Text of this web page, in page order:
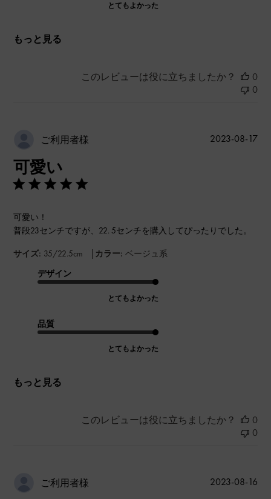
とてもよかった
もっと見る
このレビューは役に立ちましたか？
0
0
ご利用者様
可愛い
可愛い！
普段23センチですが、22. 5センチを購入してぴったりでした。
サイズ: 35/22.5cm | カラー: ベージュ系
デザイン
とてもよかった
品質
とてもよかった
もっと見る
公
2023-08-17
このレビューは役に立ちましたか？
0
0
ご利用者様
公
2023-08-16